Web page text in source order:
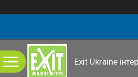
Exit Ukraine